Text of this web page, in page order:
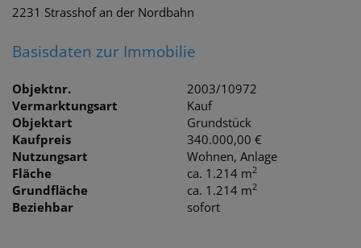
2231 Strasshof an der Nordbahn
Basisdaten zur Immobilie
Objektnr.
2003/10972
Vermarktungsart
Kauf
Objektart
Grundstück
Kaufpreis
340.000,00 €
Nutzungsart
Wohnen Anlage
Fläche
ca. 1.214 m2
Grundfläche ca. 1.214 m2
Beziehbar sofort